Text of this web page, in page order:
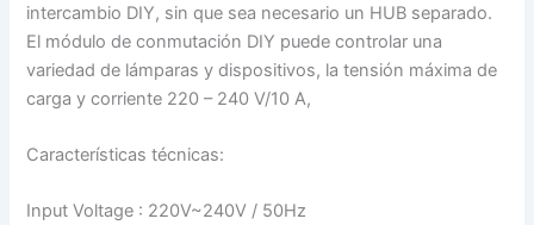
intercambio DIY, sin que sea necesario un HUB separado.
El módulo de conmutación DIY puede controlar una
variedad de lámparas y dispositivos, la tensión máxima de
carga y corriente 220 – 240 V/10 A,
Características técnicas:
Input Voltage : 220V~240V / 50Hz